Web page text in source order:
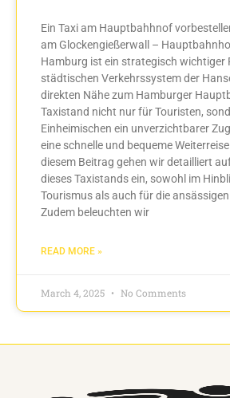
Ein Taxi am Hauptbahhnof
am Glockengießerwall –
Hamburg ist ein strategisch wichtiger
städtischen Verkehrssystem der
direkten Nähe zum Hamburger
Taxistand nicht nur für Touristen,
Einheimischen ein unverzichtbarer
eine schnelle und bequeme
diesem Beitrag gehen wir detailliert
dieses Taxistands ein, sowohl im
Tourismus als auch für die
Zudem beleuchten wir
READ MORE »
March 4, 2025 No Comments